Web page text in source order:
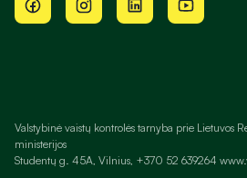
Valstybinė vaistų kontrolės tarnyba prie Lietuvos
ministerijos
Studentų g. 45A, Vilnius, +370 52 639264